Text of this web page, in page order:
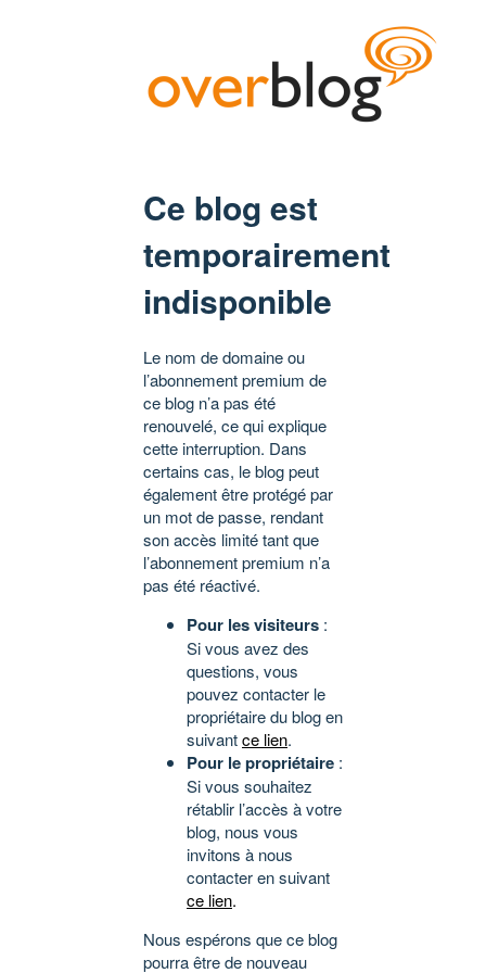
Ce blog est
temporairement
indisponible
Le nom de domaine ou
l’abonnement premium de
ce blog n’a pas été
renouvelé, ce qui explique
cette interruption. Dans
certains cas, le blog peut
également être protégé par
un mot de passe, rendant
son accès limité tant que
l’abonnement premium n’a
pas été réactivé.
Pour les visiteurs :
Si vous avez des
questions, vous
pouvez contacter le
propriétaire du blog en
suivantce lien.
Pour le propriétaire :
Si vous souhaitez
rétablir l’accès à votre
blog, nous vous
invitons à nous
contacter en suivant
ce lien.
Nous espérons que ce blog
pourra être de nouveau